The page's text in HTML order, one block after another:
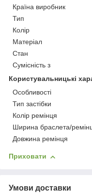
Країна виробник
Тип
Колір
Матеріал
Стан
Сумісність з
Користувальницькі
Особливості
Тип застібки
Колір ремінця
Ширина браслета/
Довжина ремінця
Приховати
Умови доставки